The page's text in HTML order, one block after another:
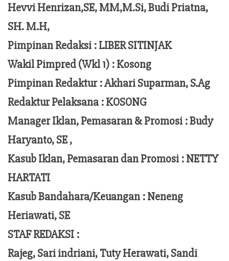
Hevvi Henrizan,SE, MM,M.Si,Budi Priatna,
SH. M.H,
Pimpinan Redaksi :LIBER SITINJAK
Wakil Pimpred (Wkl 1) : Kosong
Pimpinan Redaktur :Akhari Suparman, S.Ag
Redaktur Pelaksana :KOSONG
Manager Iklan, Pemasaran & Promosi :Budy
Haryanto, SE ,
Kasub Iklan, Pemasaran dan Promosi :NETTY
HARTATI
Kasub Bandahara/Keuangan :Neneng
Heriawati, SE
STAF REDAKSI :
Rajeg, Sari indriani, Tuty Herawati, Sandi